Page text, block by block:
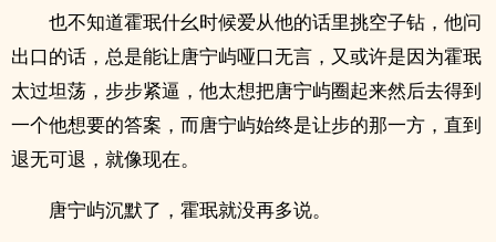
也不知道霍珉什幺时候爱从他的话里挑空子钻，他问
出口的话，总是能让唐宁屿哑口无言，又或许是因为霍珉
太过坦荡，步步紧逼，他太想把唐宁屿圈起来然后去得到
一个他想要的答案，而唐宁屿始终是让步的那一方，直到
退无可退，就像现在。
唐宁屿沉默了，霍珉就没再多说。